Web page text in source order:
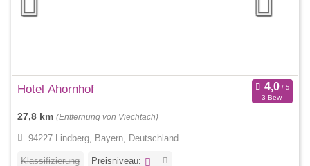
Hotel Ahornhof
3 Bew.
27,8 km (Entfernung von Viechtach)
94227 Lindberg, Bayern, Deutschland
Klassifizierung Preisniveau: